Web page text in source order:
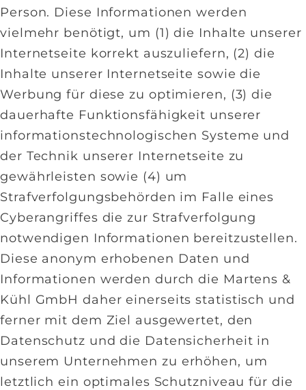
Person. Diese Informationen werden
vielmehr benötigt, um (1) die Inhalte unserer
Internetseite korrekt auszuliefern, (2) die
Inhalte unserer Internetseite sowie die
Werbung für diese zu optimieren, (3) die
dauerhafte Funktionsfähigkeit unserer
informationstechnologischen Systeme und
der Technik unserer Internetseite zu
gewährleisten sowie (4) um
Strafverfolgungsbehörden im Falle eines
Cyberangriffes die zur Strafverfolgung
notwendigen Informationen bereitzustellen.
Diese anonym erhobenen Daten und
Informationen werden durch die Martens &
Kühl GmbH daher einerseits statistisch und
ferner mit dem Ziel ausgewertet, den
Datenschutz und die Datensicherheit in
unserem Unternehmen zu erhöhen, um
letztlich ein optimales Schutzniveau für die